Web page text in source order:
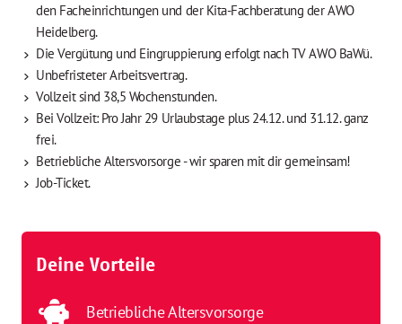
den Facheinrichtungen und der Kita-Fachberatung der AWO
Heidelberg.
Die Vergütung und Eingruppierung erfolgt nach TV AWO BaWü.
Unbefristeter Arbeitsvertrag.
Vollzeit sind 38,5 Wochenstunden.
Bei Vollzeit: Pro Jahr 29 Urlaubstage plus 24.12. und 31.12. ganz
frei.
Betriebliche Altersvorsorge - wir sparen mit dir gemeinsam!
Job-Ticket.
Deine Vorteile
Betriebliche Altersvorsorge